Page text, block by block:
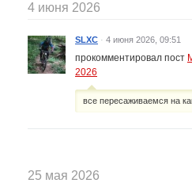
4 июня 2026
SLXC · 4 июня 2026, 09:51
прокомментировал пост
2026
все пересаживаемся на
25 мая 2026